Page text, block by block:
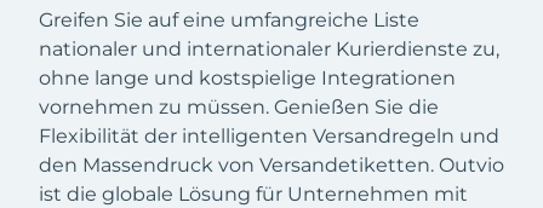
Greifen Sie auf eine umfangreiche Liste
nationaler und internationaler Kurierdienste zu,
ohne lange und kostspielige Integrationen
vornehmen zu müssen. Genießen Sie die
Flexibilität der intelligenten Versandregeln und
den Massendruck von Versandetiketten. Outvio
ist die globale Lösung für Unternehmen mit